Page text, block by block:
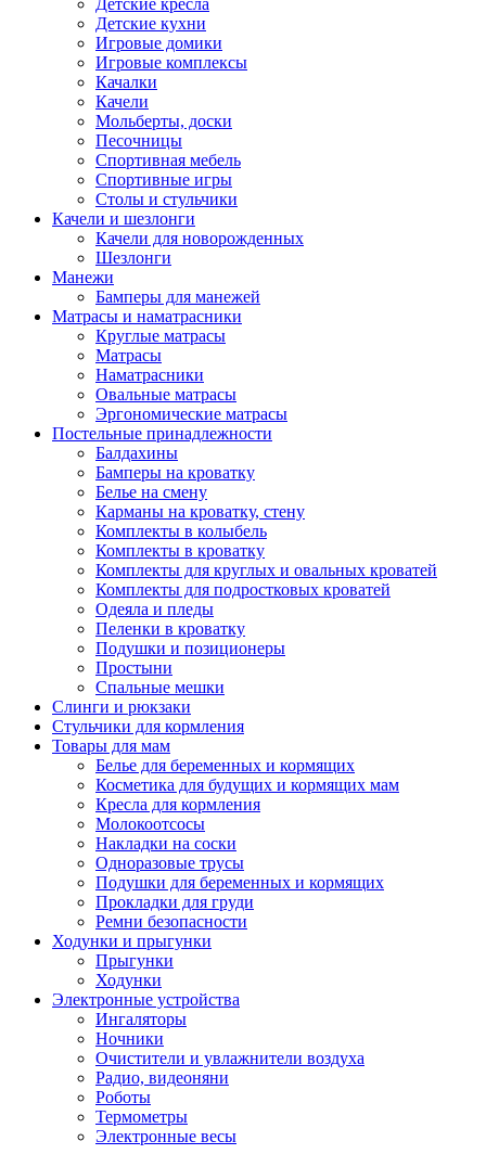
Детские кресла
Детские кухни
Игровые домики
Игровые комплексы
Качалки
Качели
Мольберты, доски
Песочницы
Спортивная мебель
Спортивные игры
Столы и стульчики
Качели и шезлонги
Качели для новорожденных
Шезлонги
Манежи
Бамперы для манежей
Матрасы и наматрасники
Круглые матрасы
Матрасы
Наматрасники
Овальные матрасы
Эргономические матрасы
Постельные принадлежности
Балдахины
Бамперы на кроватку
Белье на смену
Карманы на кроватку, стену
Комплекты в колыбель
Комплекты в кроватку
Комплекты для круглых и овальных кроватей
Комплекты для подростковых кроватей
Одеяла и пледы
Пеленки в кроватку
Подушки и позиционеры
Простыни
Спальные мешки
Слинги и рюкзаки
Стульчики для кормления
Товары для мам
Белье для беременных и кормящих
Косметика для будущих и кормящих мам
Кресла для кормления
Молокоотсосы
Накладки на соски
Одноразовые трусы
Подушки для беременных и кормящих
Прокладки для груди
Ремни безопасности
Ходунки и прыгунки
Прыгунки
Ходунки
Электронные устройства
Ингаляторы
Ночники
Очистители и увлажнители воздуха
Радио, видеоняни
Роботы
Термометры
Электронные весы